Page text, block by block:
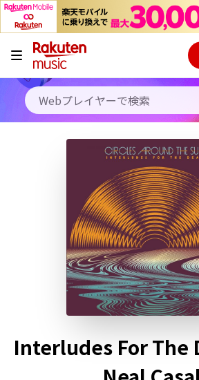
キャンペーン
料金プラン
使い方
初回30日間無料お試し
ご
Interludes For The